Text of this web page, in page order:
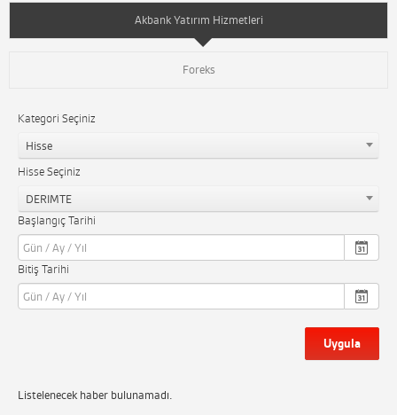
Akbank Yatırım Hizmetleri
Foreks
Kategori Seçiniz
Hisse
Hisse Seçiniz
DERIMTE
Başlangıç Tarihi
Bitiş Tarihi
Uygula
Listelenecek haber bulunamadı.